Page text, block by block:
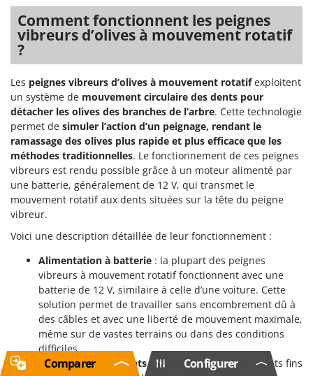
Comment fonctionnent les peignes
vibreurs d’olives à mouvement rotatif
?
Les peignes vibreurs d’olives à mouvement rotatifexploitent
un système de mouvement circulaire des dents pour
détacher les olives des branches de l’arbre. Cette technologie
permet de simuler l’action d’un peignage, rendant le
ramassage des olives plus rapide et plus efficace que les
méthodes traditionnelles. Le fonctionnement de ces peignes
vibreurs est rendu possible grâce à un moteur alimenté par
une batterie, généralement de 12 V, qui transmet le
mouvement rotatif aux dents situées sur la tête du peigne
vibreur.
Voici une description détaillée de leur fonctionnement :
Alimentation à batterie : la plupart des peignes
vibreurs à mouvement rotatif fonctionnent avec une
batterie de 12 V, similaire à celle d’une voiture. Cette
solution permet de travailler sans encombrement dû à
des câbles et avec une liberté de mouvement maximale,
même sur de vastes terrains ou dans des conditions
difficiles.
Mouvement des dents : les dents sont les éléments fins
Configurer
Comparer